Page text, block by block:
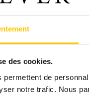
des cookies.
permettent de
notre trafic. Nous